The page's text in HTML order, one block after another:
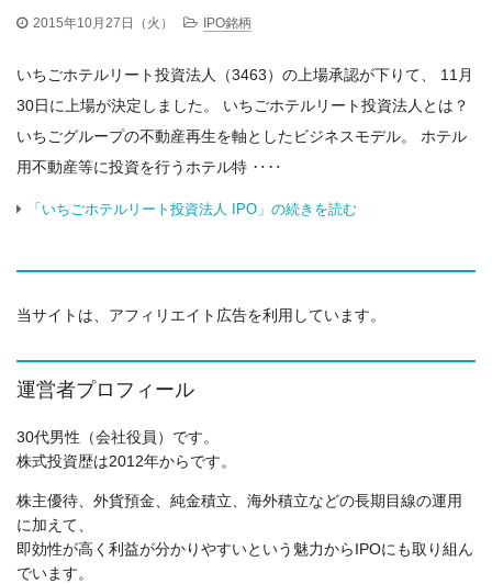
2015年10月27日（火） IPO銘柄
いちごホテルリート投資法人（3463）の上場承認が下りて、 11月
30日に上場が決定しました。 いちごホテルリート投資法人とは？
いちごグループの不動産再生を軸としたビジネスモデル。 ホテル
用不動産等に投資を行うホテル特 ‥‥
「いちごホテルリート投資法人 IPO」の続きを読む
当サイトは、アフィリエイト広告を利用しています。
運営者プロフィール
30代男性（会社役員）です。
株式投資歴は2012年からです。
株主優待、外貨預金、純金積立、海外積立などの長期目線の運用
に加えて、
即効性が高く利益が分かりやすいという魅力からIPOにも取り組ん
でいます。